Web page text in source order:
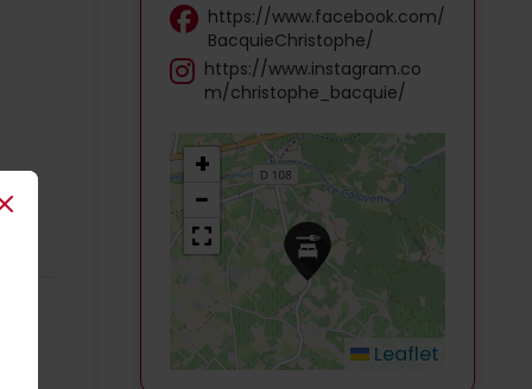
https://www.facebook.com/
BacquieChristophe/
https://www.instagram.co
m/christophe_bacquie/
+
−
Leaflet
Close